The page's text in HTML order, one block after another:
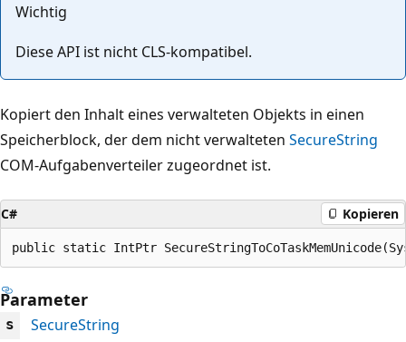
Wichtig
Diese API ist nicht CLS-kompatibel.
Kopiert den Inhalt eines verwalteten Objekts in einen
Speicherblock, der dem nicht verwalteten SecureString
COM-Aufgabenverteiler zugeordnet ist.
C# Kopieren
public static IntPtr
Parameter
s
SecureString